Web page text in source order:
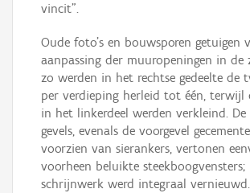
vincit".
Oude foto’s en bouwsporen getuigen
aanpassing der muuropeningen in de
zo werden in het rechtse gedeelte de
per verdieping herleid tot één, terwijl
in het linkerdeel werden verkleind. De
gevels, evenals de voorgevel
voorzien van sierankers, vertonen
voorheen beluikte steekboogvensters;
schrijnwerk werd integraal